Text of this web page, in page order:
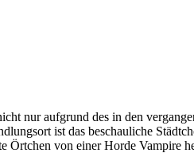
nur aufgrund des in den
ist das beschauliche
Örtchen von einer Horde Vampire